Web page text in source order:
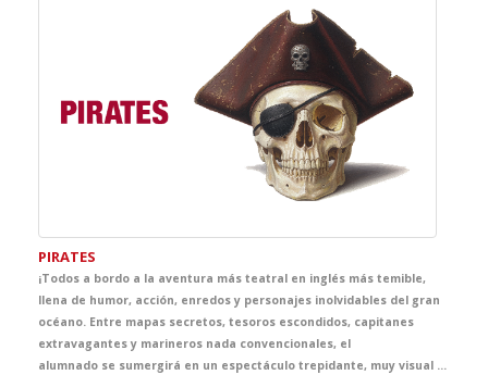
PIRATES
¡Todos a bordo a la aventura más teatral en inglés más temible,
llena de humor, acción, enredos y personajes inolvidables del gran
océano. Entre mapas secretos, tesoros escondidos, capitanes
extravagantes y marineros nada convencionales, el
alumnado se sumergirá en un espectáculo trepidante, muy visual y cargado de situaciones divertidas. Una propuesta escénica pensada para mantener la atención de principio a fin y convertir el inglés en una auténtica aventura.